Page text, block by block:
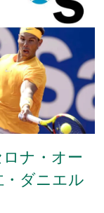
ナ・オー
・ダニエル